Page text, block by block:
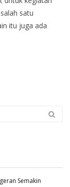
satu
itu juga ada
Semakin